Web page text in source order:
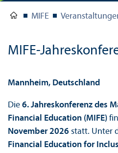
MIFE
MIFE-
Mannheim, Deutschland
Die 6. Jahreskonferenz des
Financial Education (MIFE)
November 2026 statt. Unter
Financial Education for